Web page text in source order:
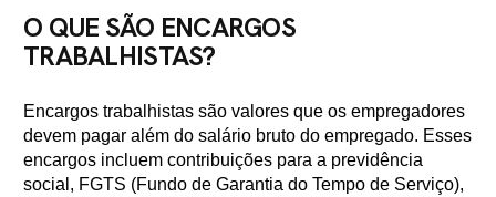
O QUE SÃO ENCARGOS
TRABALHISTAS?
Encargos trabalhistas são valores que os empregadores
devem pagar além do salário bruto do empregado. Esses
encargos incluem contribuições para a previdência
social, FGTS (Fundo de Garantia do Tempo de Serviço),